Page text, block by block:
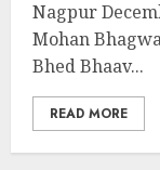
Nagpur
Mohan
Bhed Bhaav...
READ MORE